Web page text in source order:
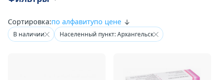
Сортировка:по алфавитупо цене
В наличии Населенный пункт: Архангельск